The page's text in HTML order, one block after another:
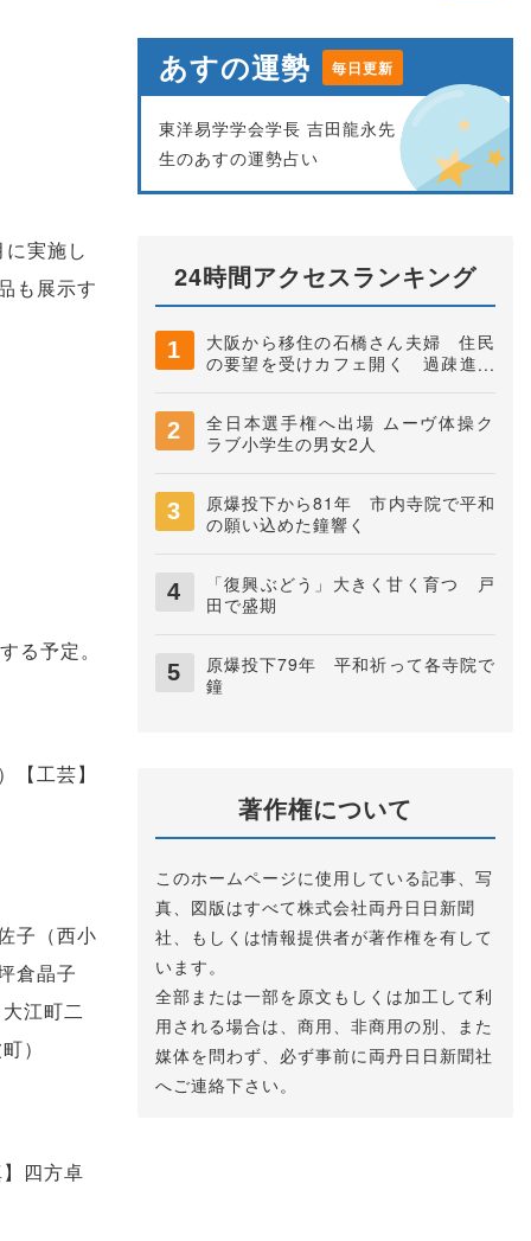
実施し
も展示す
る予定。
工芸】
子（西小
倉晶子
江町二
）
四方卓
あすの運勢 毎日更新
東洋易学学会学長 吉田龍永先
生のあすの運勢占い
24時間アクセスランキング
大阪から移住の石橋さん夫婦 住民
の要望を受けカフェ開く 過疎進む
全日本選手権へ出場 ムーヴ体操ク
ラブ小学生の男女2人
原爆投下から81年 市内寺院で平和
の願い込めた鐘響く
「復興ぶどう」大きく甘く育つ 戸
田で盛期
原爆投下79年 平和祈って各寺院で
鐘
著作権について
このホームページに使用している記事、写
真、図版はすべて株式会社両丹日日新聞
社、もしくは情報提供者が著作権を有して
います。
全部または一部を原文もしくは加工して利
用される場合は、商用、非商用の別、また
媒体を問わず、必ず事前に両丹日日新聞社
へご連絡下さい。